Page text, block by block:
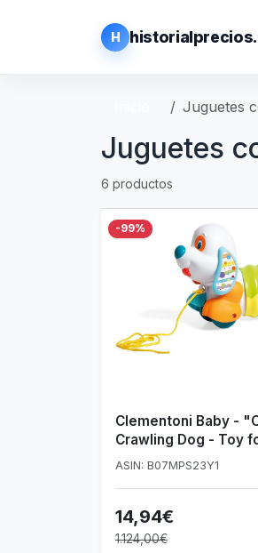
H
Juguetes
Juguetes
6 productos
-99%
Clementoni Baby -
Crawling Dog - Toy
12 to 36 Months -
17262
ASIN: B07MPS23Y1
14,94€
1.124,00€